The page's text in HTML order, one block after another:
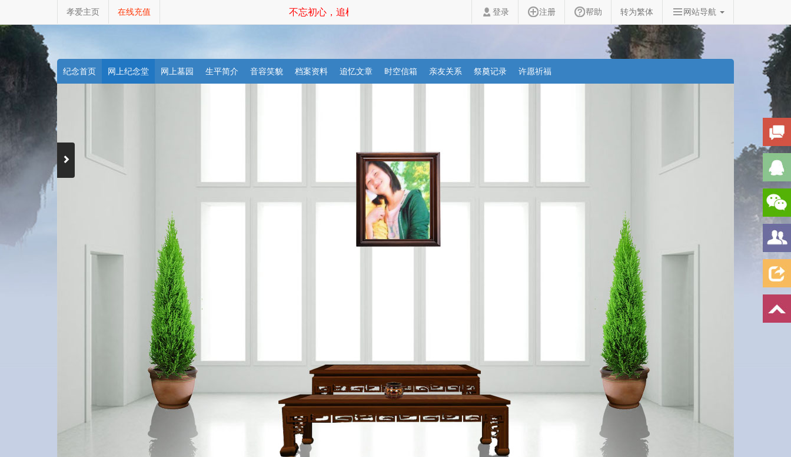
孝爱主页 在线充值 不忘初心，追根溯源，祭拜先祖，家道斐然！ 登录 注册 帮助 转为繁体 网站导航
纪念首页 网上纪念堂 网上墓园 生平简介 音容笑貌 档案资料 追忆文章 时空信箱 亲友关系 祭奠记录 许愿祈福
天堂商城